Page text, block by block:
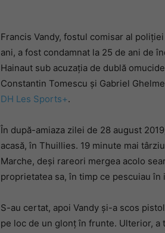
Francis Vandy, fostul comisar al
ani, a fost condamnat la 25 de ani de
Hainaut sub acuzația de dublă
Constantin Tomescu și Gabriel
DH Les Sports+.
În după-amiaza zilei de 28 august
acasă, în Thuillies. 19 minute mai
Marche, deși rareori mergea acolo
proprietatea sa, în timp ce pescuiau în
S-au certat, apoi Vandy și-a scos
pe loc de un glonț în frunte. Ulterior, a